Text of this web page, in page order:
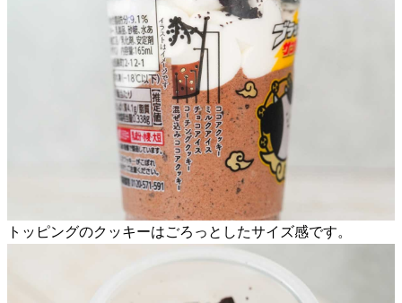
トッピングのクッキーはごろっとしたサイズ感です。